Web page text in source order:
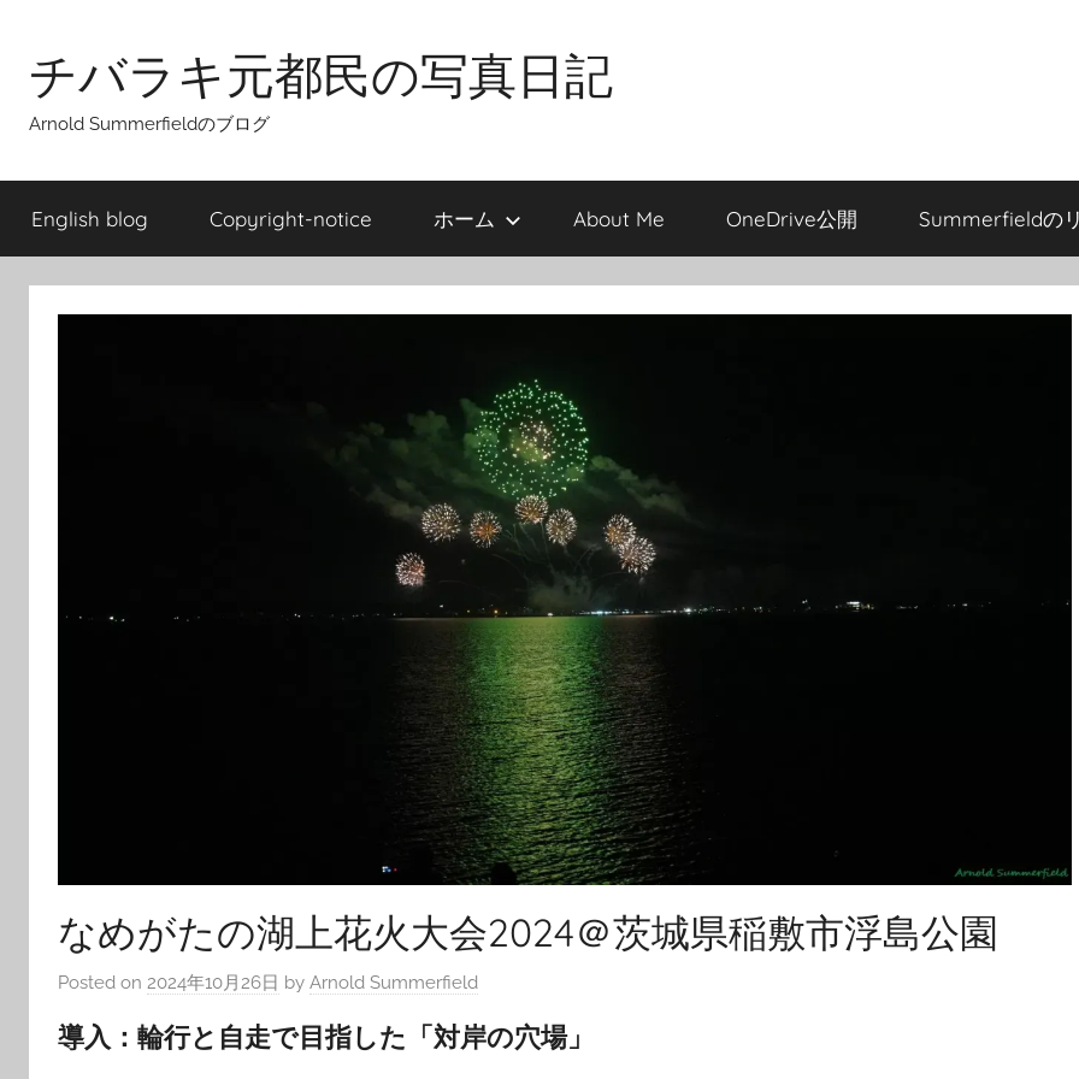
contentチバラキ元都民の写真日記
Arnold Summerfieldのブログ
English blog Copyright-notice ホーム About Me OneDrive公開 Summerfieldの
なめがたの湖上花火大会2024＠茨城県稲敷市浮島公園
Posted on 2024年10月26日 by Arnold Summerfield
導入：輪行と自走で目指した「対岸の穴場」